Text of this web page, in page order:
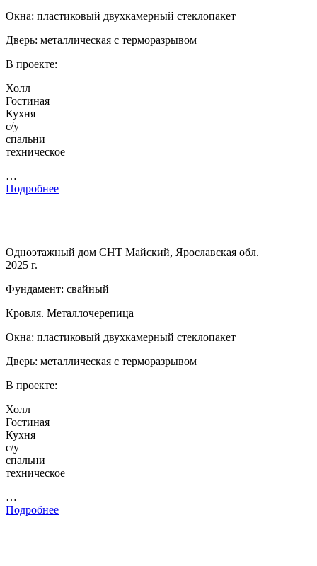
Окна: пластиковый двухкамерный стеклопакет
Дверь: металлическая с терморазрывом
В проекте:
Холл
Гостиная
Кухня
с/у
спальни
техническое
…
Подробнее
Одноэтажный дом СНТ Майский, Ярославская обл.
2025 г.
Фундамент: свайный
Кровля. Металлочерепица
Окна: пластиковый двухкамерный стеклопакет
Дверь: металлическая с терморазрывом
В проекте:
Холл
Гостиная
Кухня
с/у
спальни
техническое
…
Подробнее